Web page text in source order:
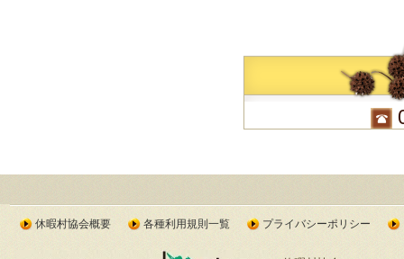
休暇村協会概要 各種利用規則一覧 プライバシーポリシー